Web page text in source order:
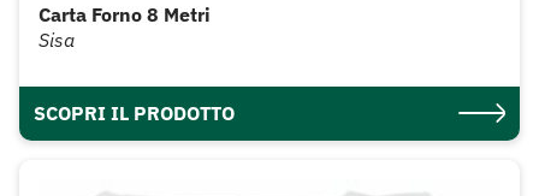
Carta Forno 8 Metri
Sisa
SCOPRI IL PRODOTTO